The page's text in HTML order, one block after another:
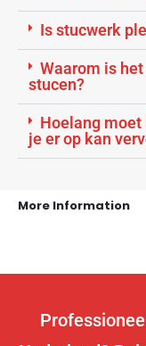
Is stucwerk
Waarom is
stucen?
Hoelang
je er op kan
More Information